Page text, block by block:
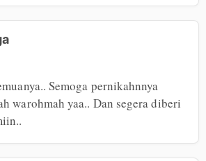
Semoga pernikahnnya
warohmah yaa.. Dan segera diberi